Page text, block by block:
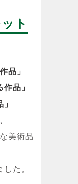
ト
品」
品」
美術品
た。